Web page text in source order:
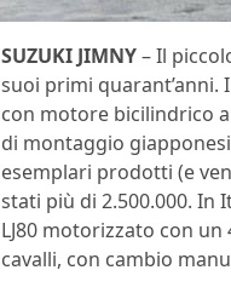
SUZUKI JIMNY– Il
suoi primi quarant’anni.
con motore bicilindrico
di montaggio
esemplari prodotti (e
stati più di 2.500.000. In
LJ80 motorizzato con un
cavalli, con cambio